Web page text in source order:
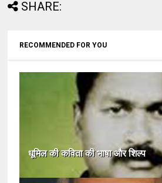
SHARE:
RECOMMENDED FOR YOU
धूमिल की कविता की भाषा और शिल्प